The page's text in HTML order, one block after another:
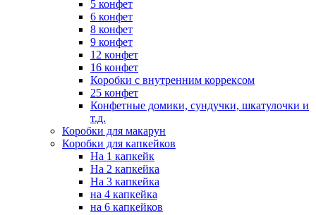
5 конфет
6 конфет
8 конфет
9 конфет
12 конфет
16 конфет
Коробки с внутренним коррексом
25 конфет
Конфетные домики, сундучки, шкатулочки и
т.д.
Коробки для макарун
Коробки для капкейков
На 1 капкейк
На 2 капкейка
На 3 капкейка
на 4 капкейка
на 6 капкейков